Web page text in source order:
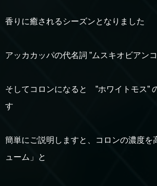
香りに癒されるシーズンとなりました
アッカカッパの代名詞 ”ムスキオビアン
そしてコロンになると ”ホワイトモス”
す
簡単にご説明しますと、コロンの濃度を
ューム」と